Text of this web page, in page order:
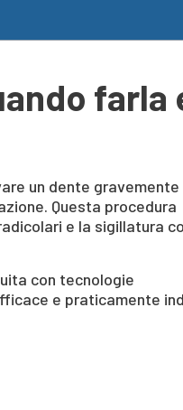
farla
un dente gravemente
Questa procedura
e la sigillatura
con tecnologie
e praticamente